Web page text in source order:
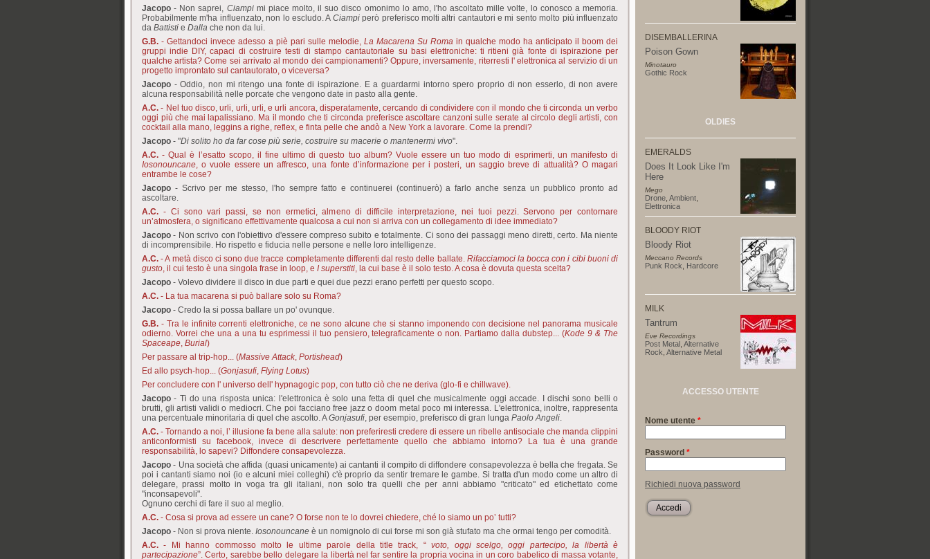
Jacopo - Non saprei, Ciampimi piace molto, il suo disco omonimo lo amo, l'ho ascoltato mille volte, lo conosco a memoria.
Probabilmente m'ha influenzato, non lo escludo. A Ciampiperò preferisco molti altri cantautori e mi sento molto più influenzato
da Battisti e Dalla che non da lui.
G.B. - Gettandoci invece adesso a piè pari sulle melodie, La Macarena Su Roma in qualche modo ha anticipato il boom dei
gruppi indie DIY, capaci di costruire testi di stampo cantautoriale su basi elettroniche: ti ritieni già fonte di ispirazione per
qualche artista? Come sei arrivato al mondo dei campionamenti? Oppure, inversamente, riterresti l' elettronica al servizio di un
progetto improntato sul cantautorato, o viceversa?
Jacopo - Oddio, non mi ritengo una fonte di ispirazione. E a guardarmi intorno spero proprio di non esserlo, di non avere
alcuna responsabilità nelle porcate che vengono date in pasto alla gente.
A.C. - Nel tuo disco, urli, urli, urli, e urli ancora, disperatamente, cercando di condividere con il mondo che ti circonda un verbo
oggi più che mai lapalissiano. Ma il mondo che ti circonda preferisce ascoltare canzoni sulle serate al circolo degli artisti, con
cocktail alla mano, leggins a righe, reflex, e finta pelle che andò a New York a lavorare. Come la prendi?
Jacopo - "Di solito ho da far cose più serie, costruire su macerie o mantenermi vivo".
A.C. - Qual è l’esatto scopo, il fine ultimo di questo tuo album? Vuole essere un tuo modo di esprimerti, un manifesto di
Iosonouncane, o vuole essere un affresco, una fonte d’informazione per i posteri, un saggio breve di attualità? O magari
entrambe le cose?
Jacopo - Scrivo per me stesso, l'ho sempre fatto e continuerei (continuerò) a farlo anche senza un pubblico pronto ad
ascoltare.
A.C. - Ci sono vari passi, se non ermetici, almeno di difficile interpretazione, nei tuoi pezzi. Servono per contornare
un’atmosfera, o significano effettivamente qualcosa a cui non si arriva con un collegamento di idee immediato?
Jacopo - Non scrivo con l'obiettivo d'essere compreso subito e totalmente. Ci sono dei passaggi meno diretti, certo. Ma niente
di incomprensibile. Ho rispetto e fiducia nelle persone e nelle loro intelligenze.
A.C. - A metà disco ci sono due tracce completamente differenti dal resto delle ballate. Rifacciamoci la bocca con i cibi buoni di
gusto, il cui testo è una singola frase in loop, e I superstiti, la cui base è il solo testo. A cosa è dovuta questa scelta?
Jacopo - Volevo dividere il disco in due parti e quei due pezzi erano perfetti per questo scopo.
A.C. - La tua macarena si può ballare solo su Roma?
Jacopo - Credo la si possa ballare un po' ovunque.
G.B. - Tra le infinite correnti elettroniche, ce ne sono alcune che si stanno imponendo con decisione nel panorama musicale
odierno. Vorrei che una a una tu esprimessi il tuo pensiero, telegraficamente o non. Partiamo dalla dubstep... (Kode 9 & The
Spaceape, Burial)
Per passare al trip-hop... (Massive Attack, Portishead)
Ed allo psych-hop... (Gonjasufi, Flying Lotus)
Per concludere con l' universo dell' hypnagogic pop, con tutto ciò che ne deriva (glo-fi e chillwave).
Jacopo - Ti do una risposta unica: l'elettronica è solo una fetta di quel che musicalmente oggi accade. I dischi sono belli o
brutti, gli artisti validi o mediocri. Che poi facciano free jazz o doom metal poco mi interessa. L'elettronica, inoltre, rappresenta
una percentuale minoritaria di quel che ascolto. AGonjasufi, per esempio, preferisco di gran lunga Paolo Angeli.
A.C. - Tornando a noi, l’ illusione fa bene alla salute: non preferiresti credere di essere un ribelle antisociale che manda clippini
anticonformisti su facebook, invece di descrivere perfettamente quello che abbiamo intorno? La tua è una grande
responsabilità, lo sapevi? Diffondere consapevolezza.
Jacopo - Una società che affida (quasi unicamente) ai cantanti il compito di diffondere consapevolezza è bella che fregata. Se
poi i cantanti siamo noi (io e alcuni miei colleghi) c'è proprio da sentir tremare le gambe. Si tratta d'un modo come un altro di
delegare, prassi molto in voga tra gli italiani, non solo tra quelli che per anni abbiamo "criticato" ed etichettato come
"inconsapevoli".
Ognuno cerchi di fare il suo al meglio.
A.C. - Cosa si prova ad essere un cane? O forse non te lo dovrei chiedere, ché lo siamo un po’ tutti?
Jacopo - Non si prova niente. Iosonouncane è un nomignolo di cui forse mi son già stufato ma che ormai tengo per comodità.
A.C. - Mi hanno commosso molto le ultime parole della title track, “voto, oggi scelgo, oggi partecipo, la libertà è
partecipazione”. Certo, sarebbe bello delegare la libertà nel far sentire la propria vocina in un coro babelico di massa votante,
DISEMBALLERINA
Poison Gown
Minotauro
Gothic Rock
OLDIES
EMERALDS
Does It Look Like I'm
Here
Mego
Drone Ambient
Elettronica
BLOODY RIOT
Bloody Riot
Meccano Records
Punk Rock Hardcore
MILK
Tantrum
Eve Recordings
Post Metal Alternative
Rock Alternative Metal
ACCESSO UTENTE
Nome utente *
Password *
Richiedi nuova password